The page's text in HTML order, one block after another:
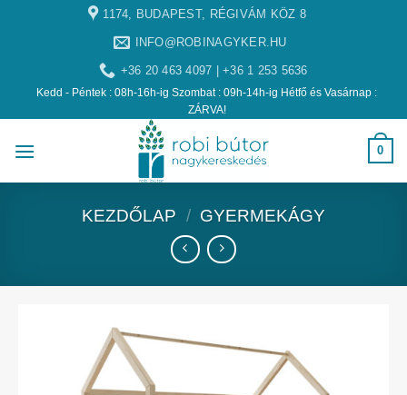
1174, BUDAPEST, RÉGIVÁM KÖZ 8
INFO@ROBINAGYKER.HU
+36 20 463 4097 | +36 1 253 5636
Kedd - Péntek : 08h-16h-ig Szombat : 09h-14h-ig Hétfő és Vasárnap :
ZÁRVA!
0
KEZDŐLAP / GYERMEKÁGY